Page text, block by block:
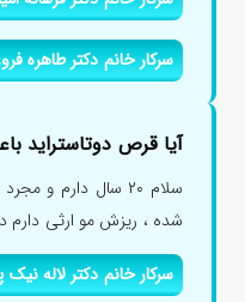
سرکار خانم دکتر طاهره
آیا قرص دوتاستراید
سلام ۲۰ سال
شده ، ریزش مو ارثی دارم
سرکار خانم دکتر لاله